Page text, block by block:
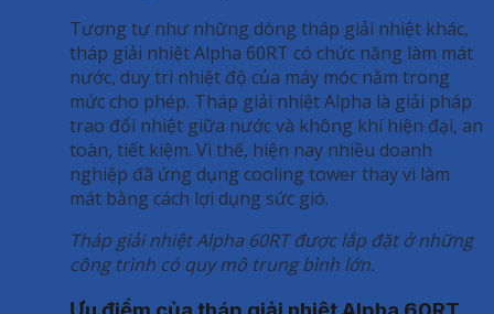
Tương tự như những dòng tháp giải nhiệt khác,
tháp giải nhiệt Alpha 60RT có chức năng làm mát
nước, duy trì nhiệt độ của máy móc nằm trong
mức cho phép. Tháp giải nhiệt Alpha là giải pháp
trao đổi nhiệt giữa nước và không khí hiện đại, an
toàn, tiết kiệm. Vì thế, hiện nay nhiều doanh
nghiệp đã ứng dụng cooling tower thay vì làm
mát bằng cách lợi dụng sức gió.
Tháp giải nhiệt Alpha 60RT được lắp đặt ở những
công trình có quy mô trung bình lớn.